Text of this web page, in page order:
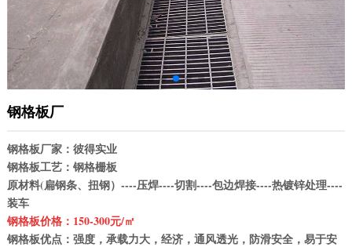
钢格板厂
钢格板厂家：彼得实业
钢格板工艺：钢格栅板
原材料(扁钢条、扭钢）----压焊----切割----包边焊接----热镀锌处理----
装车
钢格板价格：150-300元/㎡
钢格板优点：强度，承载力大，经济，通风透光，防滑安全，易于安